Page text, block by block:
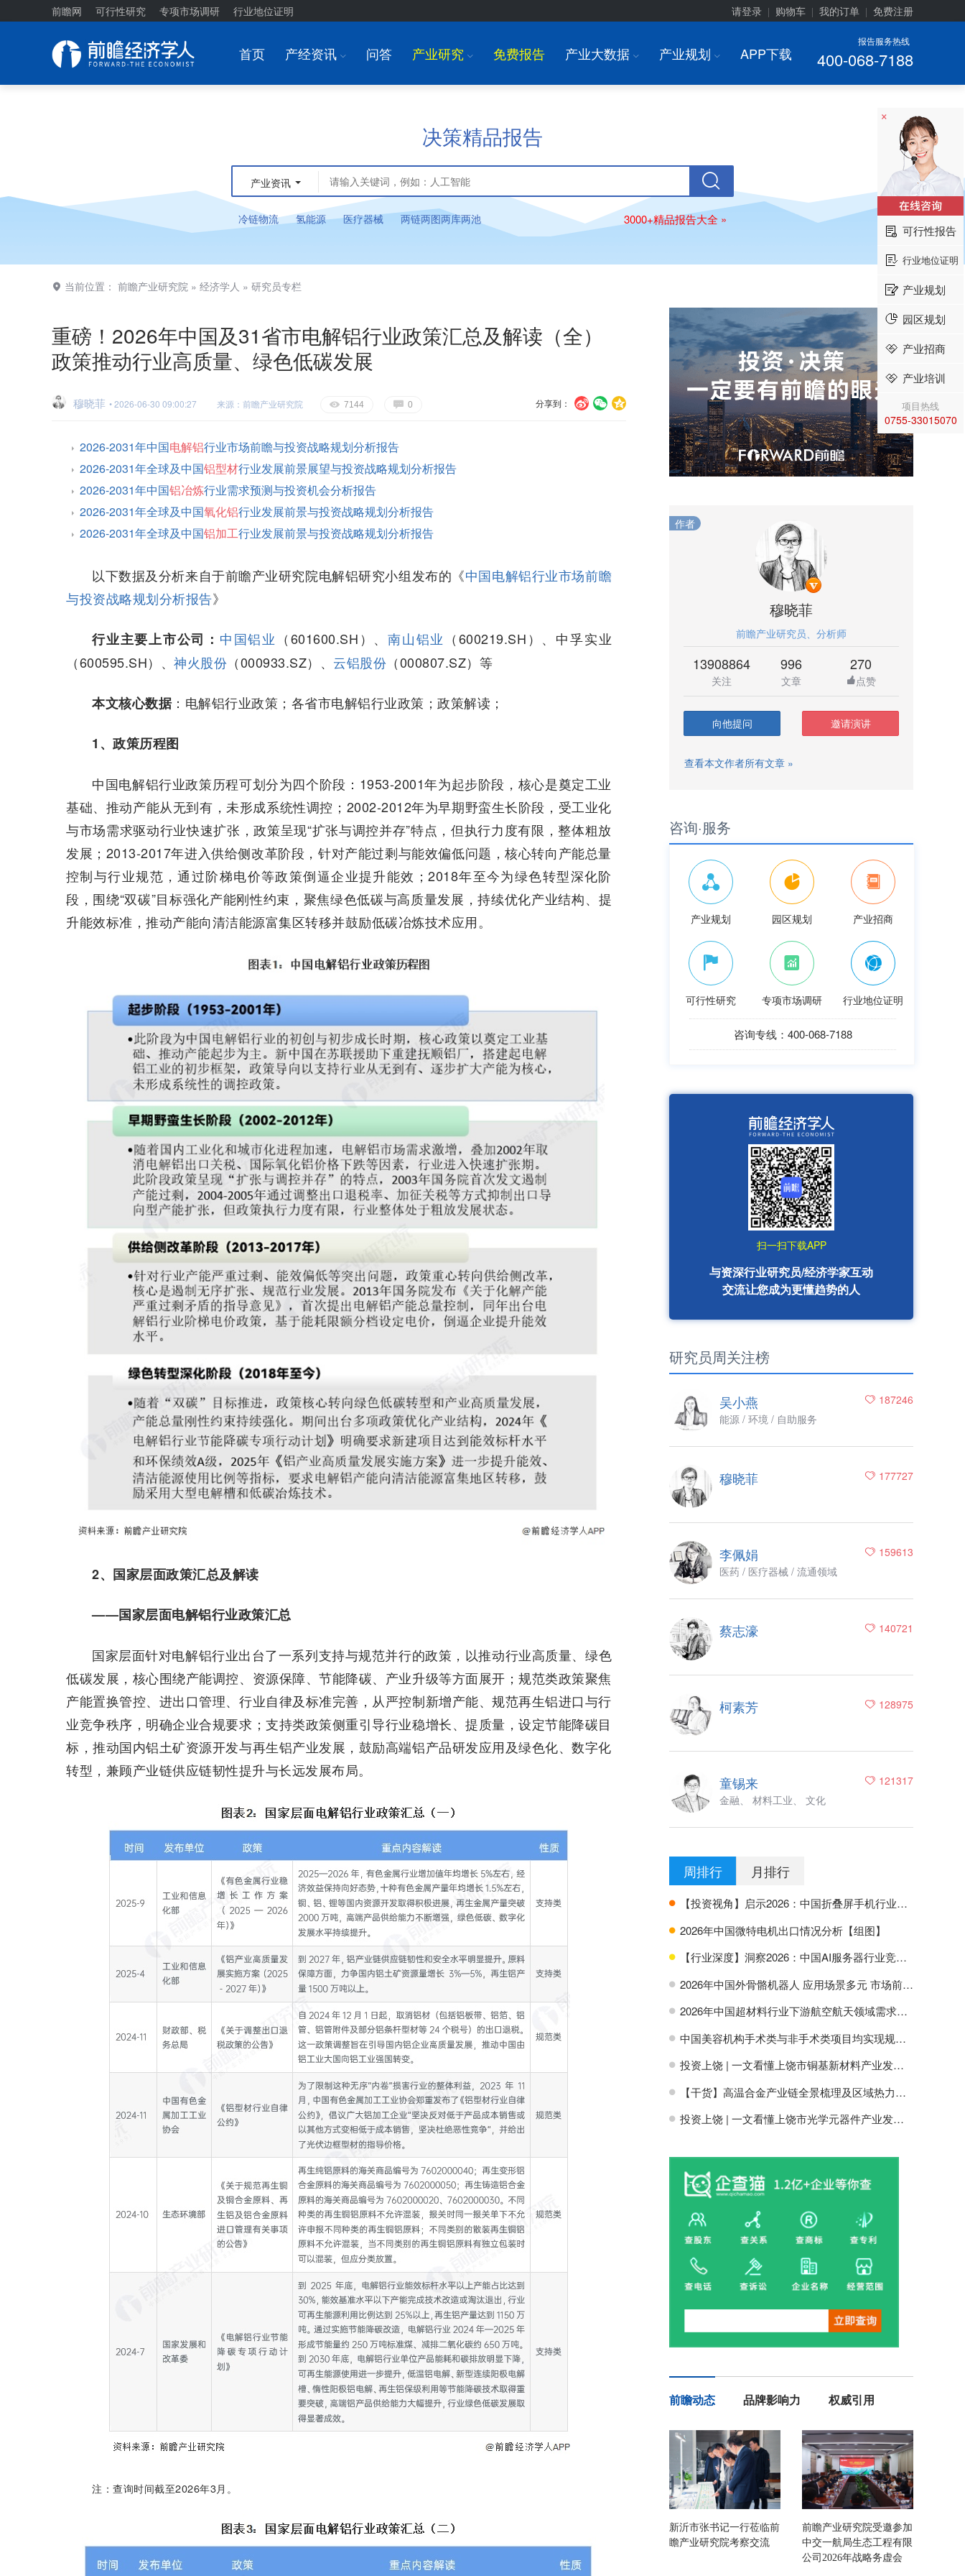
前瞻网 可行性研究 专项市场调研 行业地位证明 请登录 购物车 我的订单 免费注册
报告服务热线
400-068-7188
首页 产经资讯 I 问答 产业研究 I 免费报告 产业大数据 I 产业规划 I APP下载
决策精品报告
产业资讯
冷链物流 氢能源 医疗器械 两链两图两库两池 3000+精品报告大全 »
当前位置： 前瞻产业研究院 » 经济学人 » 研究员专栏
重磅！2026年中国及31省市电解铝行业政策汇总及解读（全）
政策推动行业高质量、绿色低碳发展
U V c
分享到：
穆晓菲 • 2026-06-30 09:00:27 来源：前瞻产业研究院 E 7144 G 0
2026-2031年中国电解铝行业市场前瞻与投资战略规划分析报告
2026-2031年全球及中国铝型材行业发展前景展望与投资战略规划分析报告
2026-2031年中国铝冶炼行业需求预测与投资机会分析报告
2026-2031年全球及中国氧化铝行业发展前景与投资战略规划分析报告
2026-2031年全球及中国铝加工行业发展前景与投资战略规划分析报告
以下数据及分析来自于前瞻产业研究院电解铝研究小组发布的《中国电解铝行业市场前瞻
与投资战略规划分析报告》
行业主要上市公司： 中国铝业 （601600.SH）、南山铝业 （600219.SH）、中孚实业
（600595.SH）、 神火股份 （000933.SZ）、 云铝股份 （000807.SZ）等
本文核心数据：电解铝行业政策；各省市电解铝行业政策；政策解读；
1、政策历程图
中国电解铝行业政策历程可划分为四个阶段：1953-2001年为起步阶段，核心是奠定工业
基础、推动产能从无到有，未形成系统性调控；2002-2012年为早期野蛮生长阶段，受工业化
与市场需求驱动行业快速扩张，政策呈现“扩张与调控并存”特点，但执行力度有限，整体粗放
发展；2013-2017年进入供给侧改革阶段，针对产能过剩与能效偏低问题，核心转向产能总量
控制与行业规范，通过阶梯电价等政策倒逼企业提升能效；2018年至今为绿色转型深化阶
段，围绕“双碳”目标强化产能刚性约束，聚焦绿色低碳与高质量发展，持续优化产业结构、提
升能效标准，推动产能向清洁能源富集区转移并鼓励低碳冶炼技术应用。
2、国家层面政策汇总及解读
——国家层面电解铝行业政策汇总
国家层面针对电解铝行业出台了一系列支持与规范并行的政策，以推动行业高质量、绿色
低碳发展，核心围绕产能调控、资源保障、节能降碳、产业升级等方面展开；规范类政策聚焦
产能置换管控、进出口管理、行业自律及标准完善，从严控制新增产能、规范再生铝进口与行
业竞争秩序，明确企业合规要求；支持类政策侧重引导行业稳增长、提质量，设定节能降碳目
标，推动国内铝土矿资源开发与再生铝产业发展，鼓励高端铝产品研发应用及绿色化、数字化
转型，兼顾产业链供应链韧性提升与长远发展布局。
注：查询时间截至2026年3月。
作者
穆晓菲
前瞻产业研究员、分析师
13908864
关注
996
文章
270
点赞
向他提问 邀请演讲
查看本文作者所有文章 »
咨询·服务
产业规划 园区规划 产业招商
可行性研究 专项市场调研 行业地位证明
咨询专线：400-068-7188
扫一扫下载APP
与资深行业研究员/经济学家互动
交流让您成为更懂趋势的人
研究员周关注榜
187246
吴小燕
能源 / 环境 / 自助服务
177727
穆晓菲
159613
李佩娟
医药 / 医疗器械 / 流通领域
140721
蔡志濠
128975
柯素芳
121317
童锡来
金融、 材料工业、 文化
周排行 月排行
H 【投资视角】启示2026：中国折叠屏手机行业投融资及兼并重组分析
H 2026年中国微特电机出口情况分析【组图】
H 【行业深度】洞察2026：中国AI服务器行业竞争格局及市场份额
H 2026年中国外骨骼机器人 应用场景多元 市场前景广阔【组图】
H 2026年中国超材料行业下游航空航天领域需求分析【组图】
H 中国美容机构手术类与非手术类项目均实现规模增长【组图】
H 投资上饶 | 一文看懂上饶市铜基新材料产业发展现状与投资机会前瞻
H 【干货】高温合金产业链全景梳理及区域热力地图
H 投资上饶 | 一文看懂上饶市光学元器件产业发展现状与投资机会前瞻
前瞻动态 品牌影响力 权威引用
新沂市张书记一行莅临前
瞻产业研究院考察交流
前瞻产业研究院受邀参加
中交一航局生态工程有限
公司2026年战略务虚会
×
可行性报告
行业地位证明
产业规划
园区规划
产业招商
产业培训
项目热线
0755-33015070